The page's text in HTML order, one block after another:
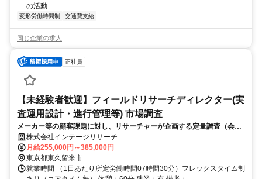
の活動...
変形労働時間制 交通費支給
同じ企業の求人
正社員
【未経験者歓迎】フィールドリサーチディレクター(実
査運用設計・進行管理等) 市場調査
メーカー等の顧客課題に対し、リサーチャーが企画する定量調査（会場
テスト等）を実現するポジションです。一連の調査工程のうち、生活者
からデータを集める「実査（フィールドワーク）」を担います。
株式会社インテージリサーチ
月給255,000円～385,000円
東京都東久留米市
就業時間 （1日あたり所定労働時間07時間30分）フレックスタイム制